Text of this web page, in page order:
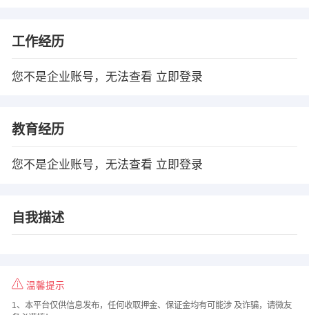
工作经历
您不是企业账号，无法查看 立即登录
教育经历
您不是企业账号，无法查看 立即登录
自我描述
温馨提示
1、本平台仅供信息发布，任何收取押金、保证金均有可能涉 及诈骗，请微友